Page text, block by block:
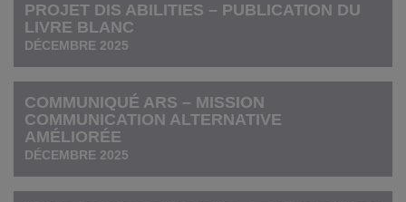
PROJET DIS ABILITIES – PUBLICATION DU
LIVRE BLANC
DÉCEMBRE 2025
COMMUNIQUÉ ARS – MISSION
COMMUNICATION ALTERNATIVE
AMÉLIORÉE
DÉCEMBRE 2025